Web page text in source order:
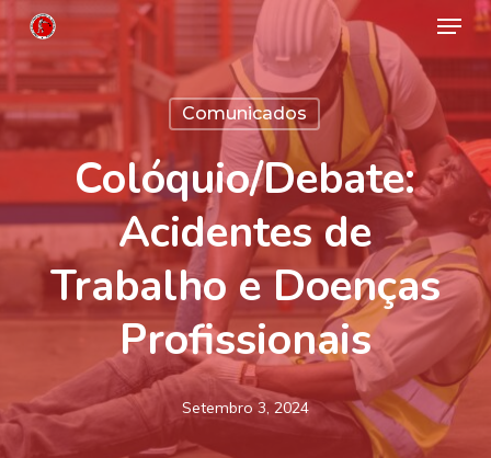
Skip
to
main
content
Menu
Comunicados
Colóquio/Debate:
Acidentes de
Trabalho e Doenças
Profissionais
Setembro 3, 2024
Menu